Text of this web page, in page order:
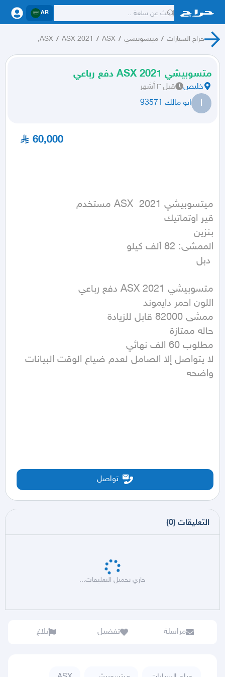
AR
حراج السيارات / ميتسوبيشي /
ASX
/
ASX 2021
/
ASX,
متسوبيشي ASX 2021 دفع رباعي
خليص قبل ٣ أشهر
ا ابو مالك 93571
60,000
دبل
واضحه
تواصل
التعليقات (
0
)
جاري تحميل التعليقات...
مراسلة تفضيل بلاغ